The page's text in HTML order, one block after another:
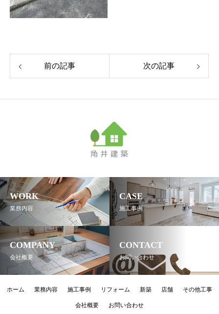
前の記事 次の記事
WORK
業務内容
CASE
施工事例
COMPANY
会社概要
CONTACT
お問い合わせ
ホーム 業務内容 施工事例 リフォーム 新築 店舗 その他工事
会社概要 お問い合わせ